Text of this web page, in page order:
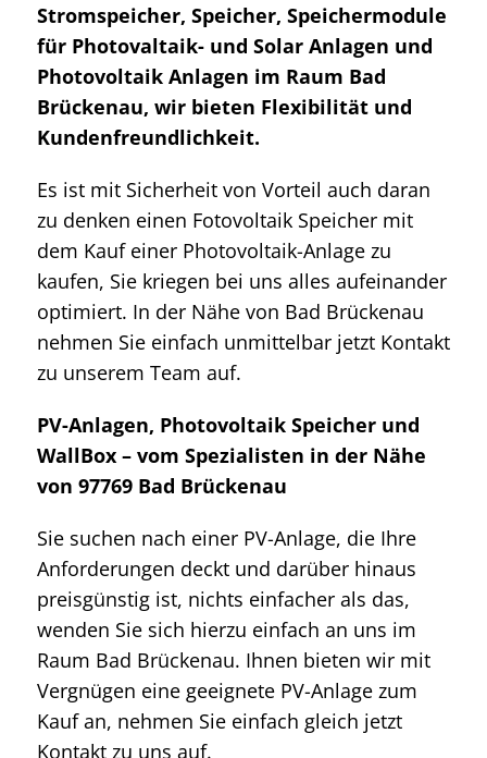
Stromspeicher, Speicher, Speichermodule
für Photovaltaik- und Solar Anlagen und
Photovoltaik Anlagen im Raum Bad
Brückenau, wir bieten Flexibilität und
Kundenfreundlichkeit.
Es ist mit Sicherheit von Vorteil auch daran
zu denken einen Fotovoltaik Speicher mit
dem Kauf einer Photovoltaik-Anlage zu
kaufen, Sie kriegen bei uns alles aufeinander
optimiert. In der Nähe von Bad Brückenau
nehmen Sie einfach unmittelbar jetzt Kontakt
zu unserem Team auf.
PV-Anlagen, Photovoltaik Speicher und
WallBox – vom Spezialisten in der Nähe
von 97769 Bad Brückenau
Sie suchen nach einer PV-Anlage, die Ihre
Anforderungen deckt und darüber hinaus
preisgünstig ist, nichts einfacher als das,
wenden Sie sich hierzu einfach an uns im
Raum Bad Brückenau. Ihnen bieten wir mit
Vergnügen eine geeignete PV-Anlage zum
Kauf an, nehmen Sie einfach gleich jetzt
Kontakt zu uns auf.